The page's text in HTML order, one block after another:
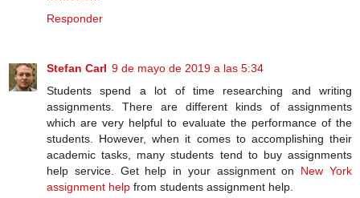
Responder
Stefan Carl 9 de mayo de 2019 a las 5:34
Students spend a lot of time researching and writing
assignments. There are different kinds of assignments
which are very helpful to evaluate the performance of the
students. However, when it comes to accomplishing their
academic tasks, many students tend to buy assignments
help service. Get help in your assignment on New York
assignment help from students assignment help.